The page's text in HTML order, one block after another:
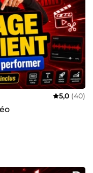
5,0 (40)